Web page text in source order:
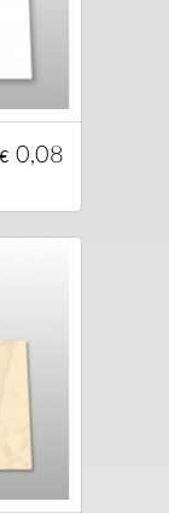
€ 0,08